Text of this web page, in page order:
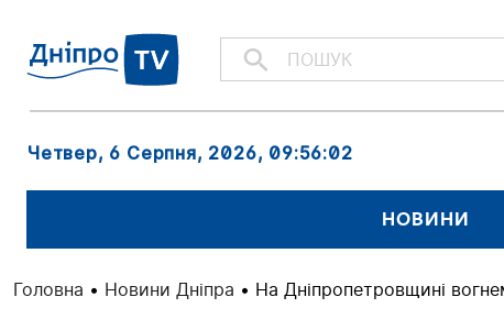
Четвер, 6 Серпня, 2026, 09:56:03
НОВИНИ
Головна • Новини Дніпра • На Дніпропетровщині